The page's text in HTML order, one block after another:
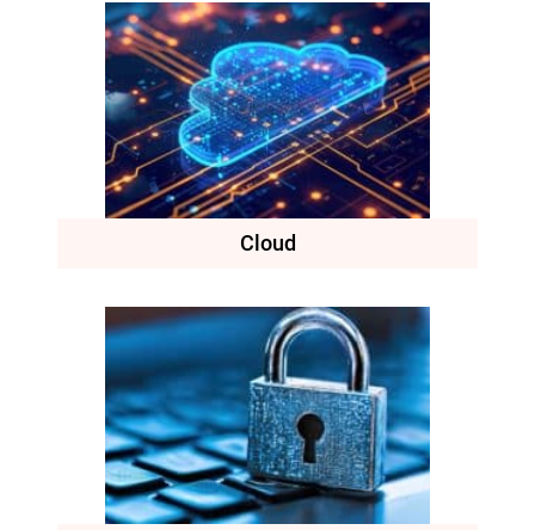
Cloud